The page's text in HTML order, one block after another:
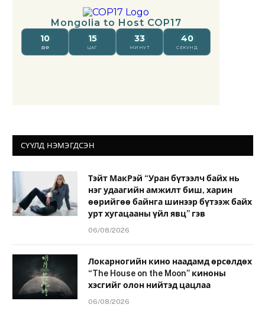
СҮҮЛД НЭМЭГДСЭН
Тэйт МакРэй “Уран бүтээлч байх нь
нэг удаагийн амжилт биш, харин
өөрийгөө байнга шинээр бүтээж байх
урт хугацааны үйл явц” гэв
06/08/2026
Локарногийн кино наадамд өрсөлдөх
“The House on the Moon” киноны
хэсгийг олон нийтэд цацлаа
06/08/2026